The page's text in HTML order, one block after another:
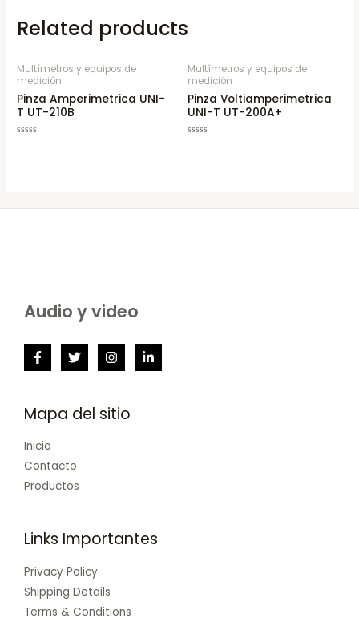
Related products
Multímetros y equipos de
medición
Pinza Amperimetrica UNI-
T UT-210B
Multímetros y equipos de
medición
Pinza Voltiamperimetrica
UNI-T UT-200A+
Audio y video
Mapa del sitio
Inicio
Contacto
Productos
Links Importantes
Privacy Policy
Shipping Details
Terms & Conditions